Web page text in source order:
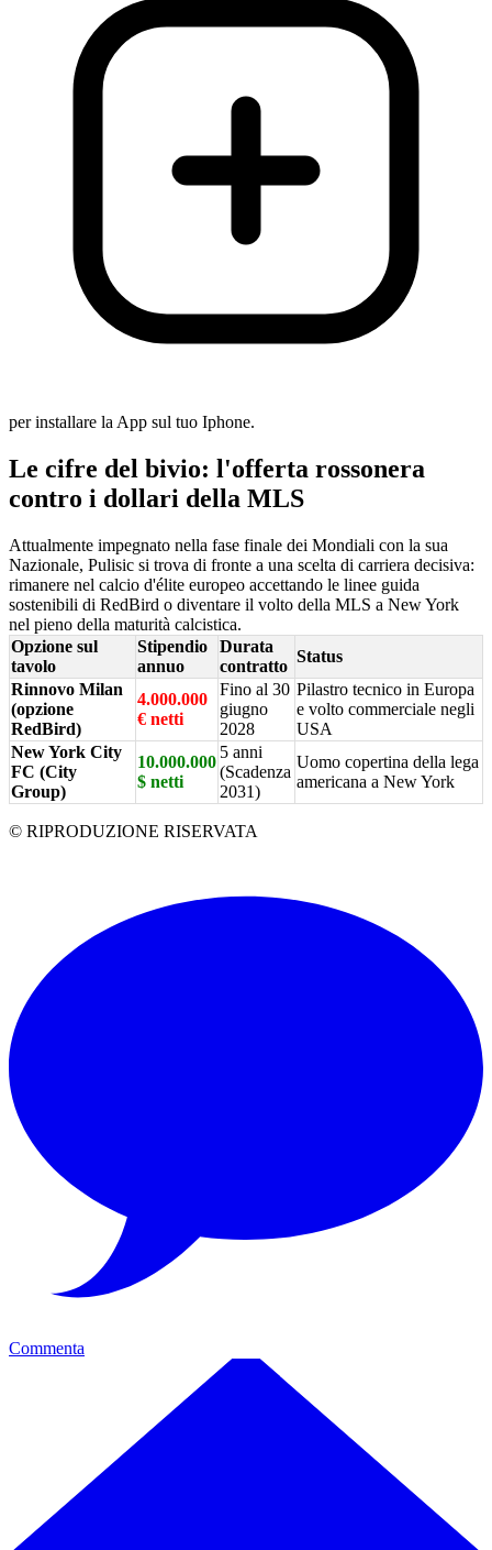
per installare la App sul tuo Iphone.
Le cifre del bivio: l'offerta rossonera
contro i dollari della MLS
Attualmente impegnato nella fase finale dei Mondiali con la sua
Nazionale, Pulisic si trova di fronte a una scelta di carriera decisiva:
rimanere nel calcio d'élite europeo accettando le linee guida
sostenibili di RedBird o diventare il volto della MLS a New York
nel pieno della maturità calcistica.
Opzione sul
tavolo
Stipendio
annuo
Durata
contratto
Status
Rinnovo Milan
(opzione
RedBird)
4.000.000
€ netti
Fino al 30
giugno
2028
Pilastro tecnico in Europa
e volto commerciale negli
USA
New York City
FC (City
Group)
10.000.000
$ netti
5 anni
(Scadenza
2031)
Uomo copertina della lega
americana a New York
© RIPRODUZIONE RISERVATA
Commenta